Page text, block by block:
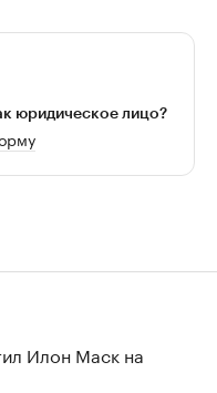
юридическое лицо?
Илон Маск на